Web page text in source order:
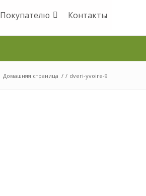
Покупателю Контакты
Домашняя страница / / dveri-yvoire-9